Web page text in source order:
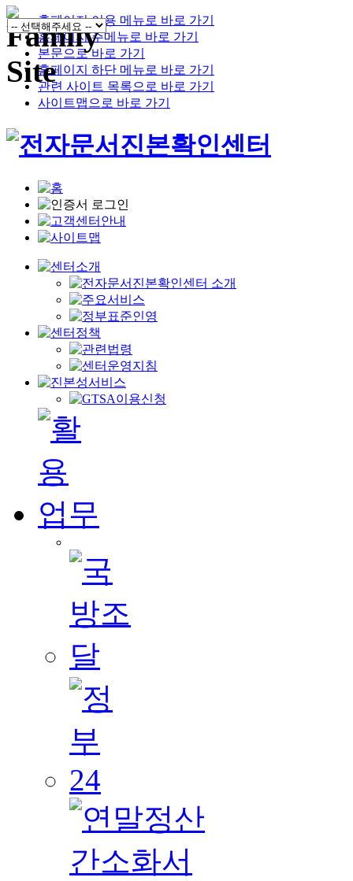
홈페이지 이용 메뉴로 바로 가기
홈페이지 주메뉴로 바로 가기
본문으로 바로 가기
홈페이지 하단 메뉴로 바로 가기
관련 사이트 목록으로 바로 가기
사이트맵으로 바로 가기